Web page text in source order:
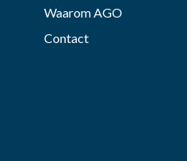
Waarom AGO
Contact